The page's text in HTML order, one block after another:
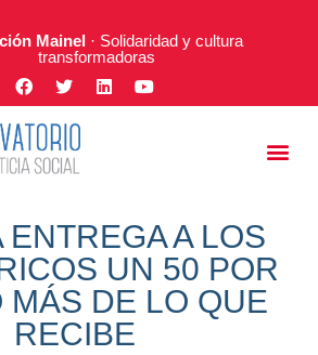
Mainel· Solidaridad y cultura
transformadoras
ENTREGA A LOS
UN 50 POR
MÁS DE LO QUE
RECIBE